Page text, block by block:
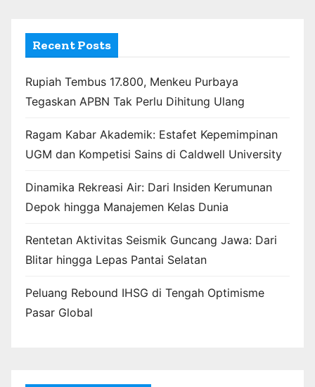
Recent Posts
Rupiah Tembus 17.800, Menkeu Purbaya
Tegaskan APBN Tak Perlu Dihitung Ulang
Ragam Kabar Akademik: Estafet Kepemimpinan
UGM dan Kompetisi Sains di Caldwell University
Dinamika Rekreasi Air: Dari Insiden Kerumunan
Depok hingga Manajemen Kelas Dunia
Rentetan Aktivitas Seismik Guncang Jawa: Dari
Blitar hingga Lepas Pantai Selatan
Peluang Rebound IHSG di Tengah Optimisme
Pasar Global